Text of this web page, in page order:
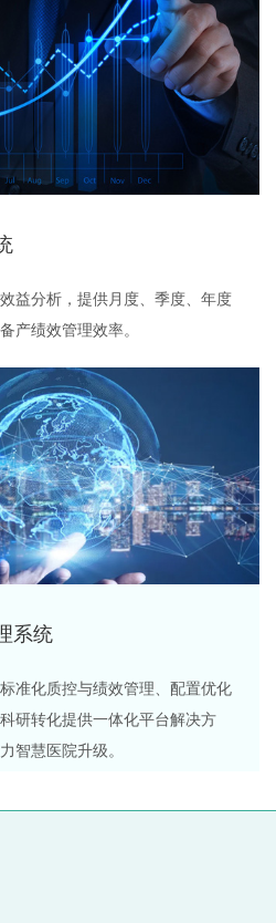
益分析，提供月度、季度、年度
产绩效管理效率。
系统
准化质控与绩效管理、配置优化
研转化提供一体化平台解决方
智慧医院升级。